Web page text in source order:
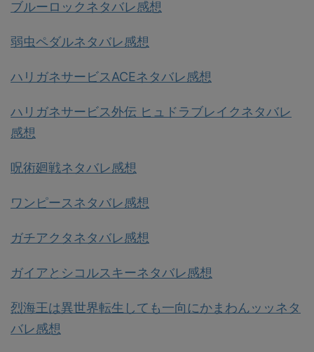
ブルーロックネタバレ感想
弱虫ペダルネタバレ感想
ハリガネサービスACEネタバレ感想
ハリガネサービス外伝 ヒュドラブレイクネタバレ
感想
呪術廻戦ネタバレ感想
ワンピースネタバレ感想
ガチアクタネタバレ感想
ガイアとシコルスキーネタバレ感想
烈海王は異世界転生しても一向にかまわんッッネタ
バレ感想